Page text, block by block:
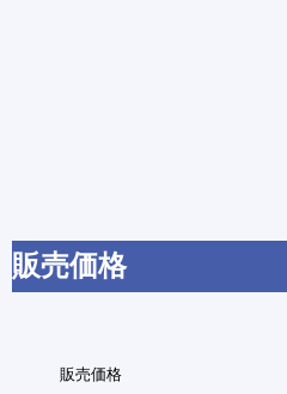
販売価格
販売価格